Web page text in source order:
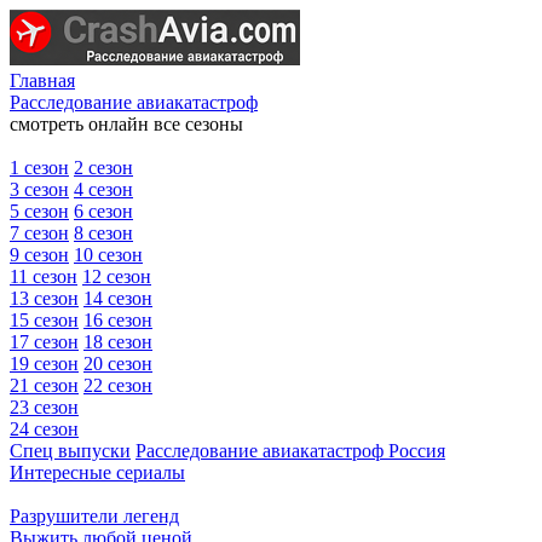
Главная
Расследование авиакатастроф
смотреть онлайн все сезоны
1 сезон 2 сезон
3 сезон 4 сезон
5 сезон 6 сезон
7 сезон 8 сезон
9 сезон 10 сезон
11 сезон 12 сезон
13 сезон 14 сезон
15 сезон 16 сезон
17 сезон 18 сезон
19 сезон 20 сезон
21 сезон 22 сезон
23 сезон
24 сезон
Спец выпуски Расследование авиакатастроф Россия
Интересные сериалы
Разрушители легенд
Выжить любой ценой